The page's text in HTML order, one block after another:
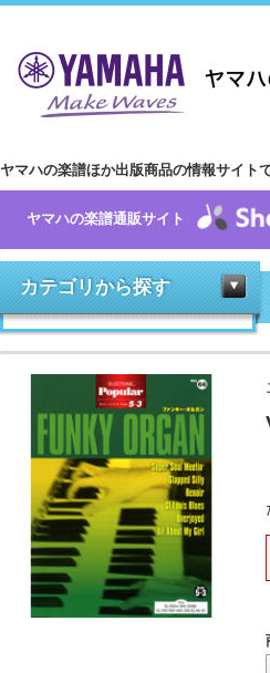
ヤマハの楽譜ほか出版商品の情報サイトで
ヤマハの楽譜通販サイト
カテゴリから探す